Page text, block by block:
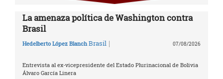
La amenaza política de Washington contra
Brasil
Hedelberto López Blanch Brasil | 07/08/2026
Entrevista al ex-vicepresidente del Estado Plurinacional de Bolivia
Álvaro García Linera